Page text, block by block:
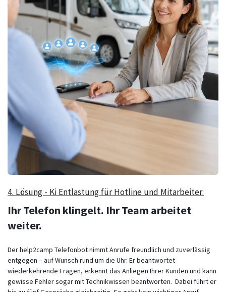
4. Lösung - Ki Entlastung für Hotline und Mitarbeiter:
Ihr Telefon klingelt. Ihr Team arbeitet
weiter.
Der help2camp Telefonbot nimmt Anrufe freundlich und zuverlässig
entgegen – auf Wunsch rund um die Uhr. Er beantwortet
wiederkehrende Fragen, erkennt das Anliegen Ihrer Kunden und kann
gewisse Fehler sogar mit Technikwissen beantworten. Dabei führt er